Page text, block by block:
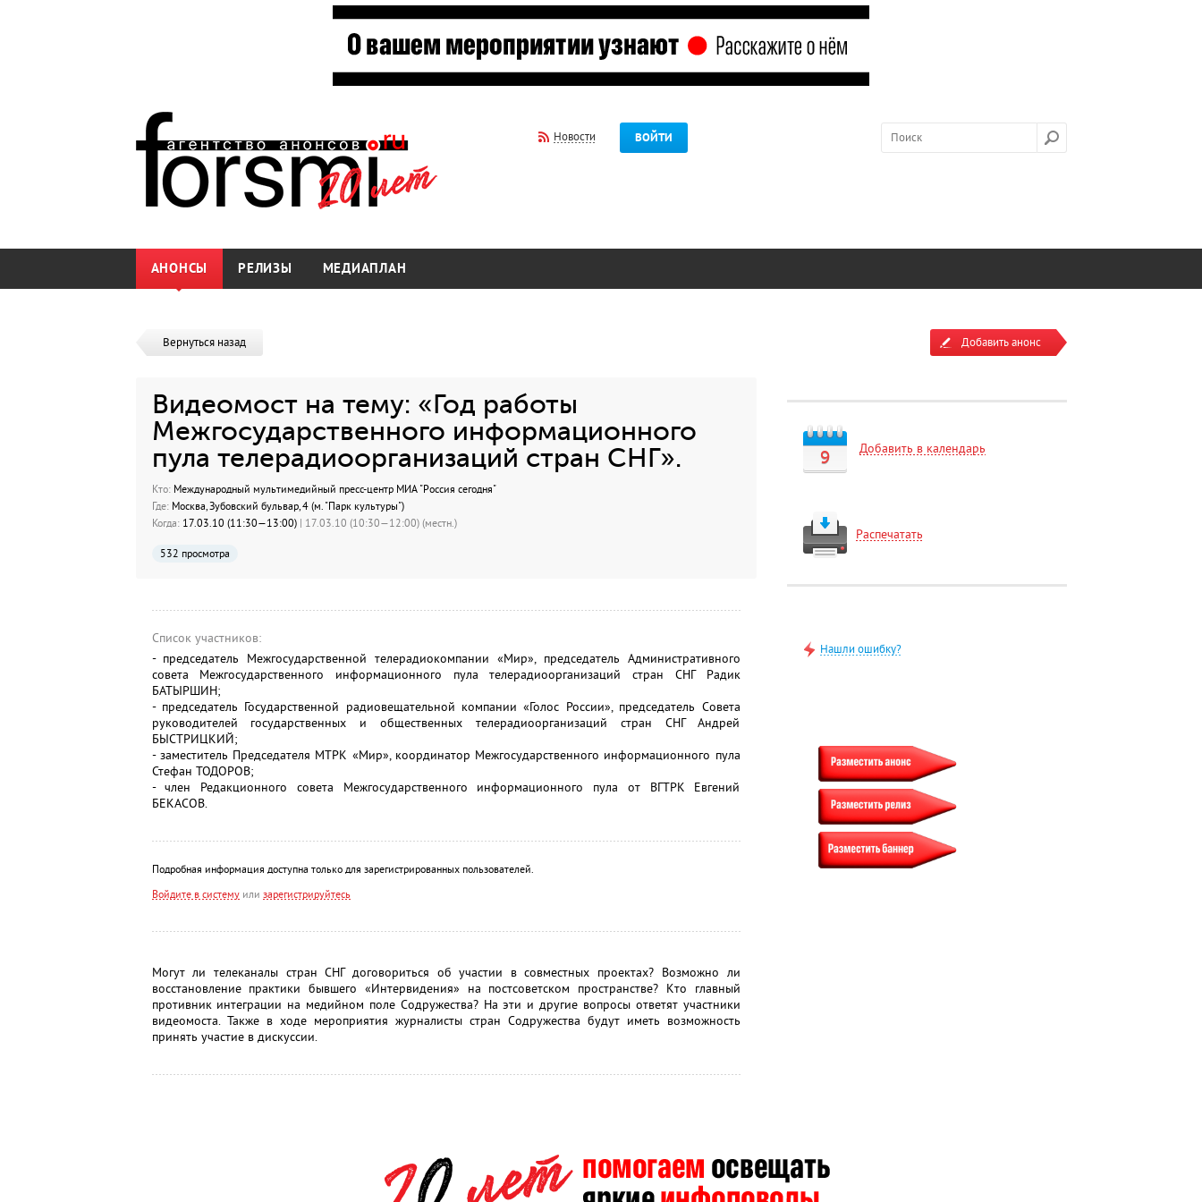
Новости ВОЙТИ
АНОНСЫ РЕЛИЗЫ МЕДИАПЛАН
Вернуться назад
Видеомост на тему: «Год работы
Межгосударственного информационного
пула телерадиоорганизаций стран СНГ».
Кто:Международный мультимедийный пресс-центр МИА "Россия сегодня"
Где:Москва, Зубовский бульвар, 4 (м. "Парк культуры")
Когда:17.03.10 (11:30—13:00) | 17.03.10 (10:30—12:00) (местн.)
532 просмотра
Список участников:
- председатель Межгосударственной телерадиокомпании «Мир», председатель Административного
совета Межгосударственного информационного пула телерадиоорганизаций стран СНГ Радик
БАТЫРШИН;
- председатель Государственной радиовещательной компании «Голос России», председатель Совета
руководителей государственных и общественных телерадиоорганизаций стран СНГ Андрей
БЫСТРИЦКИЙ;
- заместитель Председателя МТРК «Мир», координатор Межгосударственного информационного пула
Стефан ТОДОРОВ;
- член Редакционного совета Межгосударственного информационного пула от ВГТРК Евгений
БЕКАСОВ.
Подробная информация доступна только для зарегистрированных пользователей.
Войдите в системуили зарегистрируйтесь
Могут ли телеканалы стран СНГ договориться об участии в совместных проектах? Возможно ли
восстановление практики бывшего «Интервидения» на постсоветском пространстве? Кто главный
противник интеграции на медийном поле Содружества? На эти и другие вопросы ответят участники
видеомоста. Также в ходе мероприятия журналисты стран Содружества будут иметь возможность
принять участие в дискуссии.
Добавить анонс
9 Добавить в календарь
Распечатать
Нашли ошибку?